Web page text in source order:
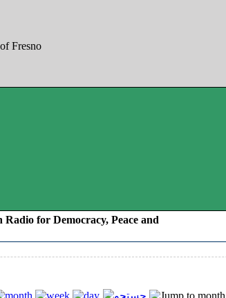
for Democracy, Peace and